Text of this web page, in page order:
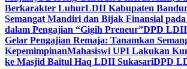
Berkarakter LuhurLDII Kabupaten
Semangat Mandiri dan Bijak Finansial
dalam Pengajian “Gigih Preneur”DPD
Gelar Pengajian Remaja: Tanamkan
KepemimpinanMahasiswi UPI Lakukan
ke Masjid Baitul Haq LDII SukasariDPD